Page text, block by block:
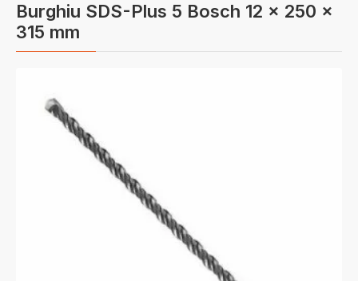
Burghiu SDS-Plus 5 Bosch 12 x 250 x
315 mm